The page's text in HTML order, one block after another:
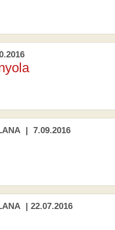
| 7.09.2016
| 22.07.2016